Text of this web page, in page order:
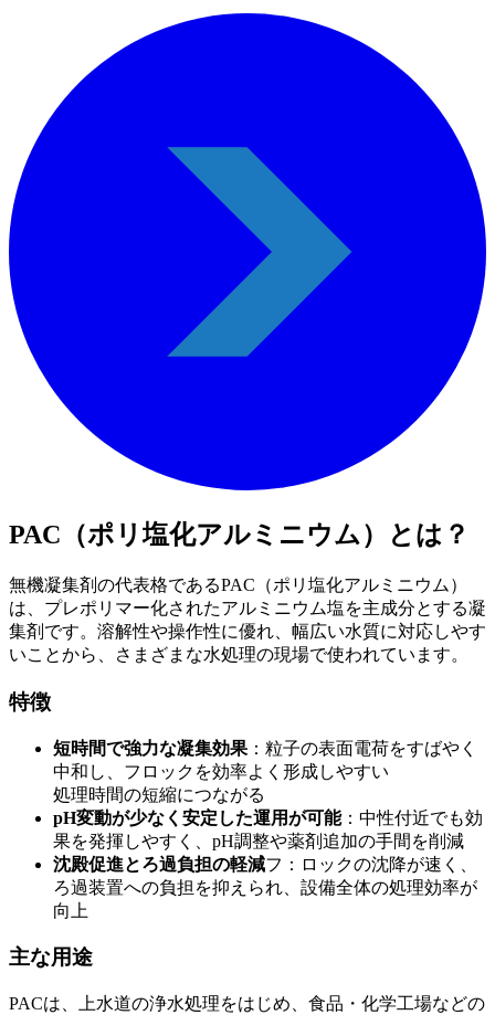
PAC（ポリ塩化アルミニウム）とは？
無機凝集剤の代表格であるPAC（ポリ塩化アルミニウム）
は、プレポリマー化されたアルミニウム塩を主成分とする凝
集剤です。溶解性や操作性に優れ、幅広い水質に対応しやす
いことから、さまざまな水処理の現場で使われています。
特徴
短時間で強力な凝集効果 ：粒子の表面電荷をすばやく
中和し、フロックを効率よく形成しやすい
処理時間の短縮につながる
pH変動が少なく安定した運用が可能：中性付近でも効
果を発揮しやすく、pH調整や薬剤追加の手間を削減
沈殿促進とろ過負担の軽減フ：ロックの沈降が速く、
ろ過装置への負担を抑えられ、設備全体の処理効率が
向上
主な用途
PACは、上水道の浄水処理をはじめ、食品・化学工場などの